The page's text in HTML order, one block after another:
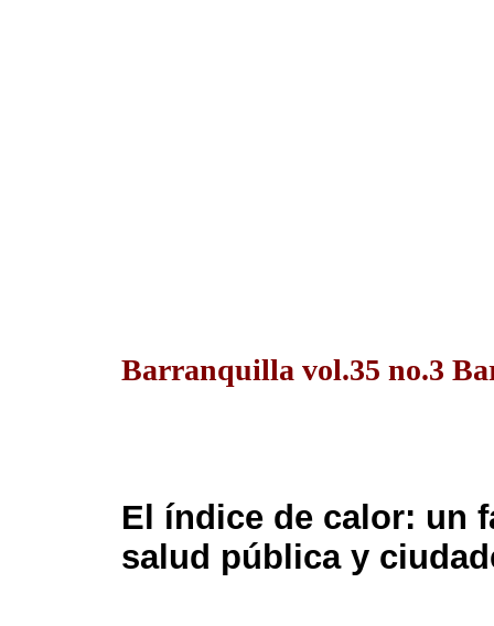
Barranquilla vol.35 no.3
El índice de calor: un
salud pública y